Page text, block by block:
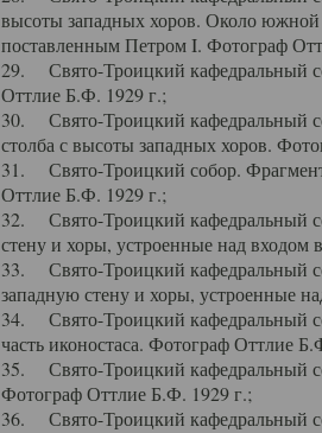
высоты западных хоров. Около южной
поставленным Петром I. Фотограф
29. Свято-Троицкий кафедральный
Оттлие Б.Ф. 1929 г.;
30. Свято-Троицкий кафедральный
столба с высоты западных хоров.
31. Свято-Троицкий собор. Фрагмент
Оттлие Б.Ф. 1929 г.;
32. Свято-Троицкий кафедральный
стену и хоры, устроенные над
33. Свято-Троицкий кафедральный
западную стену и хоры, устроенные
34. Свято-Троицкий кафедральный
часть иконостаса. Фотограф Оттлие
35. Свято-Троицкий кафедральный
Фотограф Оттлие Б.Ф. 1929 г.;
36. Свято-Троицкий кафедральный